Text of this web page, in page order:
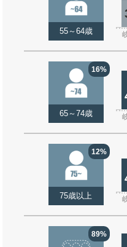
55～64歳
16%
65～74歳
12%
75歳以上
89%